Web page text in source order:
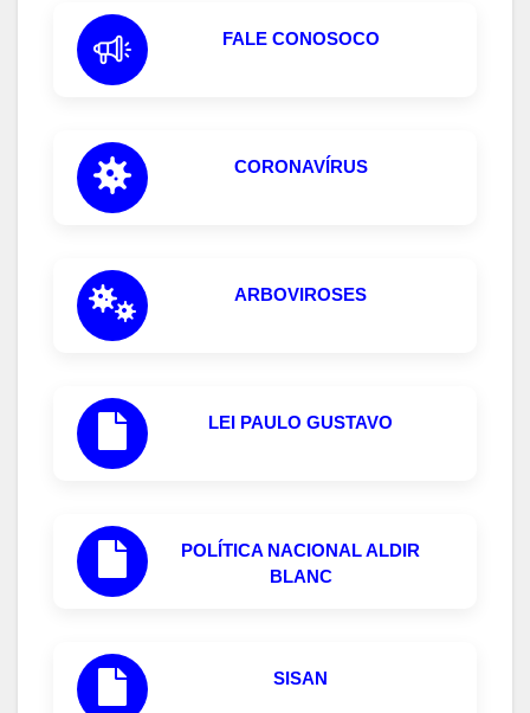
FALE CONOSOCO
CORONAVÍRUS
ARBOVIROSES
LEI PAULO GUSTAVO
POLÍTICA NACIONAL ALDIR
BLANC
SISAN